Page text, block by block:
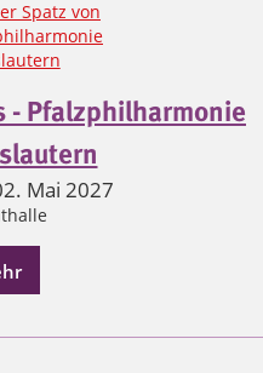
- Pfalzphilharmonie
Mai 2027